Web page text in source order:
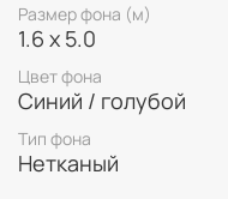
Размер фона (м)
1.6 х 5.0
Цвет фона
Синий / голубой
Тип фона
Нетканый